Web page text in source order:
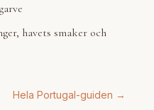
havets smaker och
Hela Portugal-guiden →